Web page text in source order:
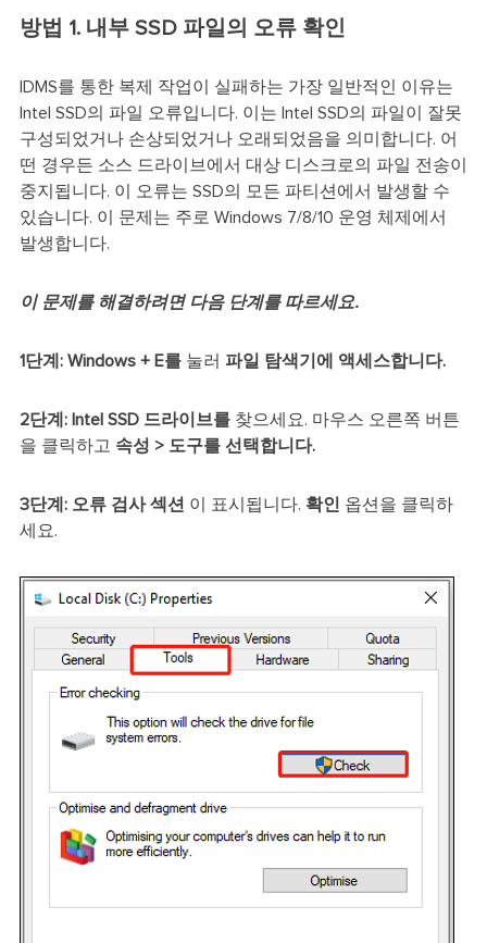
방법 1. 내부 SSD 파일의 오류 확인
IDMS를 통한 복제 작업이 실패하는 가장 일반적인 이유는
Intel SSD의 파일 오류입니다. 이는 Intel SSD의 파일이 잘못
구성되었거나 손상되었거나 오래되었음을 의미합니다. 어
떤 경우든 소스 드라이브에서 대상 디스크로의 파일 전송이
중지됩니다. 이 오류는 SSD의 모든 파티션에서 발생할 수
있습니다. 이 문제는 주로 Windows 7/8/10 운영 체제에서
발생합니다.
이 문제를 해결하려면 다음 단계를 따르세요.
1단계: Windows + E를눌러 파일 탐색기에 액세스합니다.
2단계: Intel SSD 드라이브를찾으세요. 마우스 오른쪽 버튼
을 클릭하고 속성 > 도구를 선택합니다.
3단계: 오류 검사 섹션 이 표시됩니다. 확인 옵션을 클릭하
세요.